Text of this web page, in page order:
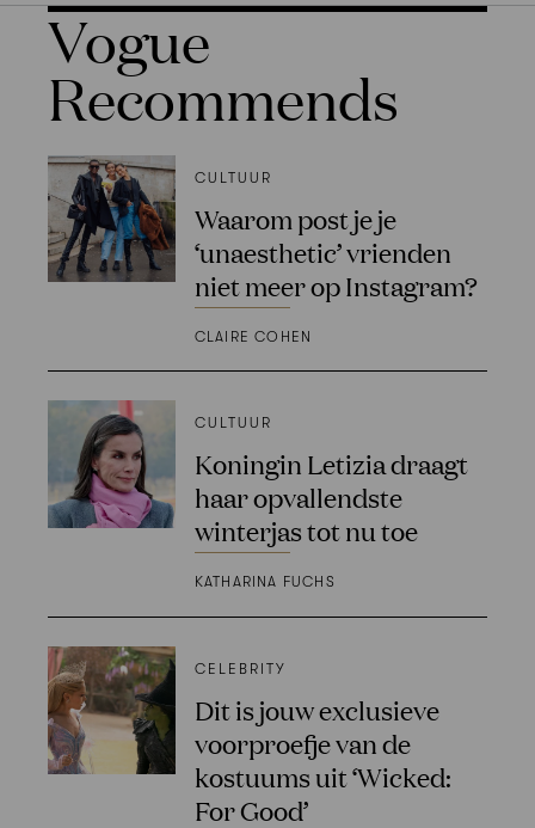
Vogue
Recommends
CULTUUR
Waarom post je je
‘unaesthetic’ vrienden
niet meer op Instagram?
CLAIRE COHEN
CULTUUR
Koningin Letizia draagt
haar opvallendste
winterjas tot nu toe
KATHARINA FUCHS
CELEBRITY
Dit is jouw exclusieve
voorproefje van de
kostuums uit ‘Wicked:
For Good’